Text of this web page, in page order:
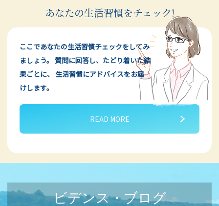
あなたの生活習慣をチェック!
ここであなたの生活習慣チェックをしてみ
ましょう。 質問に回答し、たどり着いた結
果ごとに、
生活習慣にアドバイスをお届
けします。
READ MORE
ビデンス・ブログ